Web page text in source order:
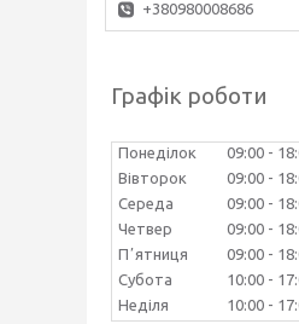
+380980008686
Графік роботи
Понеділок 09:00
Вівторок
09:00
Середа
09:00
Четвер
09:00
Пʼятниця
09:00
Субота
10:00
Неділя
10:00